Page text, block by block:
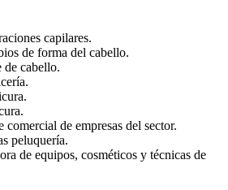
capilares.
de forma del cabello.
de cabello.
de empresas del sector.
peluquería.
de equipos, cosméticos y técnicas de